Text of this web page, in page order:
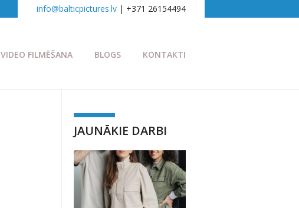
info@balticpictures.lv | +371 26154494
VIDEO FILMĒŠANA BLOGS KONTAKTI
JAUNĀKIE DARBI